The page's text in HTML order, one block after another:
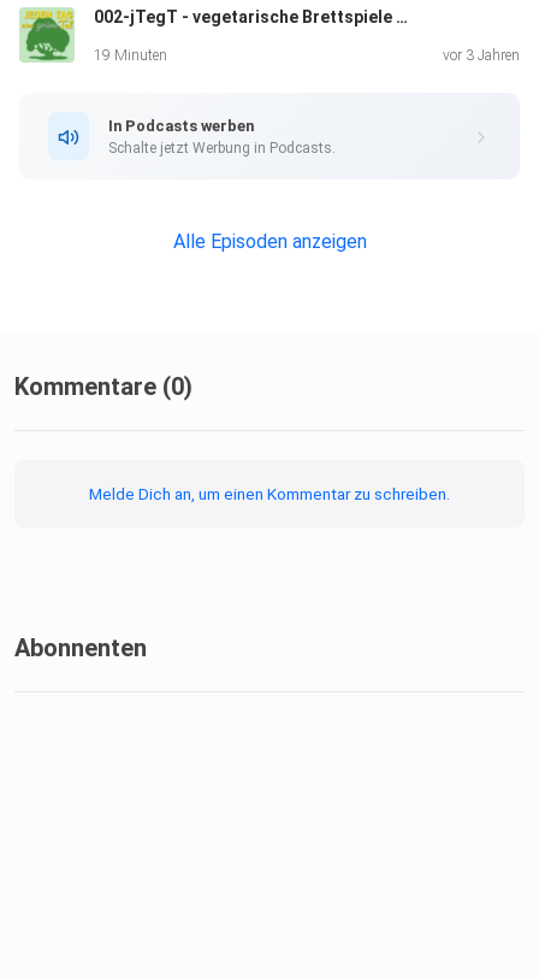
002-jTegT - vegetarische Brettspiele ohne PFAS auslüften
19 Minuten vor 3 Jahren
In Podcasts werben
Schalte jetzt Werbung in Podcasts.
Alle Episoden anzeigen
Kommentare (0)
Melde Dich an, um einen Kommentar zu schreiben.
Abonnenten